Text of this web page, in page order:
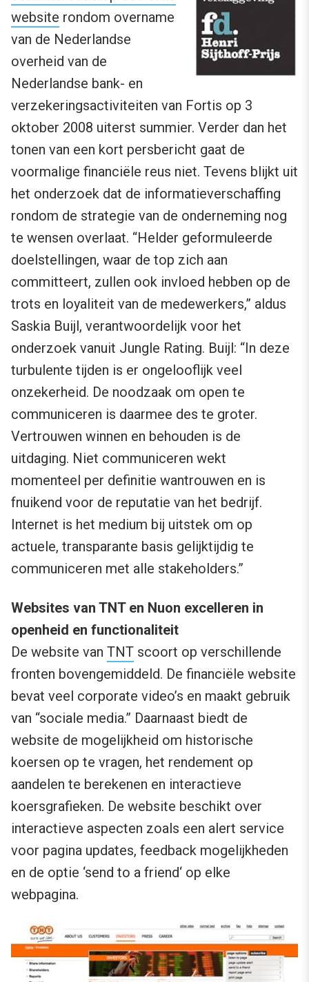
website rondom overname
van de Nederlandse
overheid van de
Nederlandse bank- en
verzekeringsactiviteiten van Fortis op 3
oktober 2008 uiterst summier. Verder dan het
tonen van een kort persbericht gaat de
voormalige financiële reus niet. Tevens blijkt uit
het onderzoek dat de informatieverschaffing
rondom de strategie van de onderneming nog
te wensen overlaat. “Helder geformuleerde
doelstellingen, waar de top zich aan
committeert, zullen ook invloed hebben op de
trots en loyaliteit van de medewerkers,” aldus
Saskia Buijl, verantwoordelijk voor het
onderzoek vanuit Jungle Rating. Buijl: “In deze
turbulente tijden is er ongelooflijk veel
onzekerheid. De noodzaak om open te
communiceren is daarmee des te groter.
Vertrouwen winnen en behouden is de
uitdaging. Niet communiceren wekt
momenteel per definitie wantrouwen en is
fnuikend voor de reputatie van het bedrijf.
Internet is het medium bij uitstek om op
actuele, transparante basis gelijktijdig te
communiceren met alle stakeholders.”
Websites van TNT en Nuon excelleren in
openheid en functionaliteit
De website van TNT scoort op verschillende
fronten bovengemiddeld. De financiële website
bevat veel corporate video’s en maakt gebruik
van “sociale media.” Daarnaast biedt de
website de mogelijkheid om historische
koersen op te vragen, het rendement op
aandelen te berekenen en interactieve
koersgrafieken. De website beschikt over
interactieve aspecten zoals een alert service
voor pagina updates, feedback mogelijkheden
en de optie ‘send to a friend‘ op elke
webpagina.